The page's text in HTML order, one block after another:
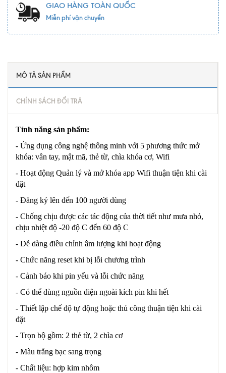
GIAO HÀNG TOÀN QUỐC
Miễn phí vận chuyển
MÔ TẢ SẢN PHẨM
CHÍNH SÁCH ĐỔI TRẢ
Tính năng sản phẩm:
- Ứng dụng công nghệ thông minh với 5 phương thức mở
khóa: vân tay, mật mã, thẻ từ, chìa khóa cơ, Wifi
- Hoạt động Quản lý và mở khóa app Wifi thuận tiện khi cài
đặt
- Đăng ký lên đến 100 người dùng
- Chống chịu được các tác động của thời tiết như mưa nhỏ,
chịu nhiệt độ -20 độ C đến 60 độ C
- Dễ dàng điều chỉnh âm lượng khi hoạt động
- Chức năng reset khi bị lỗi chương trình
- Cảnh báo khi pin yếu và lỗi chức năng
- Có thể dùng nguồn điện ngoài kích pin khi hết
- Thiết lập chế độ tự động hoặc thủ công thuận tiện khi cài
đặt
- Trọn bộ gồm: 2 thẻ từ, 2 chìa cơ
- Màu trắng bạc sang trọng
- Chất liệu: hợp kim nhôm